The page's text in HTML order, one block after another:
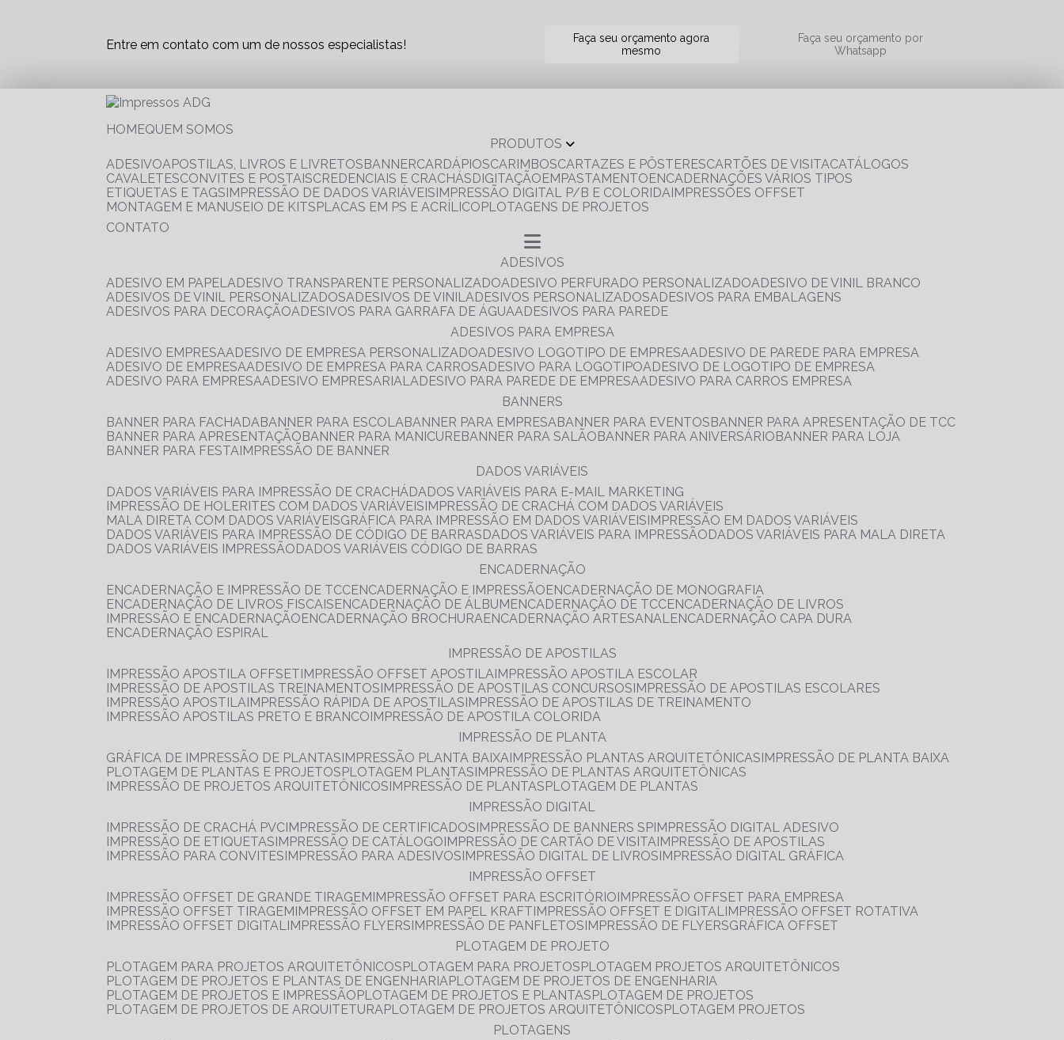
Entre em contato com um de nossos especialistas!
Faça seu orçamento agora
mesmo
Faça seu orçamento por
Whatsapp
HOME
QUEM SOMOS
PRODUTOS
ADESIVO
APOSTILAS, LIVROS E LIVRETOS BANNER CARDÁPIOS CARIMBOS CARTAZES E PÔSTERES CARTÕES DE VISITA
CATÁLOGOS
CAVALETES
CONVITES E POSTAIS CREDENCIAIS E CRACHÁS DIGITAÇÃO EMPASTAMENTO
ENCADERNAÇÕES VÁRIOS TIPOS
ETIQUETAS E TAGS IMPRESSÃO DE DADOS VARIÁVEIS IMPRESSÃO DIGITAL P/B E COLORIDA IMPRESSÕES OFFSET
MONTAGEM E MANUSEIO DE KITS
PLACAS EM PS E ACRÍLICO
PLOTAGENS DE PROJETOS
CONTATO
ADESIVOS
ADESIVO EM PAPEL
ADESIVO TRANSPARENTE PERSONALIZADO ADESIVO PERFURADO PERSONALIZADO
ADESIVO DE VINIL BRANCO
ADESIVOS DE VINIL PERSONALIZADOS
ADESIVOS DE VINIL ADESIVOS PERSONALIZADOS
ADESIVOS PARA EMBALAGENS
ADESIVOS PARA DECORAÇÃO
ADESIVOS PARA GARRAFA DE ÁGUA
ADESIVOS PARA PAREDE
ADESIVOS PARA EMPRESA
ADESIVO EMPRESA
ADESIVO DE EMPRESA PERSONALIZADO ADESIVO LOGOTIPO DE EMPRESA
ADESIVO DE PAREDE PARA EMPRESA
ADESIVO DE EMPRESA
ADESIVO DE EMPRESA PARA CARROS ADESIVO PARA LOGOTIPO
ADESIVO DE LOGOTIPO DE EMPRESA
ADESIVO PARA EMPRESA
ADESIVO EMPRESARIAL ADESIVO PARA PAREDE DE EMPRESA
ADESIVO PARA CARROS EMPRESA
BANNERS
BANNER PARA FACHADA
BANNER PARA ESCOLA BANNER PARA EMPRESA BANNER PARA EVENTOS
BANNER PARA APRESENTAÇÃO DE TCC
BANNER PARA APRESENTAÇÃO
BANNER PARA MANICURE BANNER PARA SALÃO BANNER PARA ANIVERSÁRIO
BANNER PARA LOJA
BANNER PARA FESTA IMPRESSÃO DE BANNER
DADOS VARIÁVEIS
DADOS VARIÁVEIS PARA IMPRESSÃO DE CRACHÁ
DADOS VARIÁVEIS PARA E-MAIL MARKETING
IMPRESSÃO DE HOLERITES COM DADOS VARIÁVEIS IMPRESSÃO DE CRACHÁ COM DADOS VARIÁVEIS
MALA DIRETA COM DADOS VARIÁVEIS
GRÁFICA PARA IMPRESSÃO EM DADOS VARIÁVEIS IMPRESSÃO EM DADOS VARIÁVEIS
DADOS VARIÁVEIS PARA IMPRESSÃO DE CÓDIGO DE BARRAS
DADOS VARIÁVEIS PARA IMPRESSÃO
DADOS VARIÁVEIS PARA MALA DIRETA
DADOS VARIÁVEIS IMPRESSÃO
DADOS VARIÁVEIS CÓDIGO DE BARRAS
ENCADERNAÇÃO
ENCADERNAÇÃO E IMPRESSÃO DE TCC
ENCADERNAÇÃO E IMPRESSÃO
ENCADERNAÇÃO DE MONOGRAFIA
ENCADERNAÇÃO DE LIVROS FISCAIS
ENCADERNAÇÃO DE ÁLBUM ENCADERNAÇÃO DE TCC
ENCADERNAÇÃO DE LIVROS
IMPRESSÃO E ENCADERNAÇÃO
ENCADERNAÇÃO BROCHURA ENCADERNAÇÃO ARTESANAL
ENCADERNAÇÃO CAPA DURA
ENCADERNAÇÃO ESPIRAL
IMPRESSÃO DE APOSTILAS
IMPRESSÃO APOSTILA OFFSET IMPRESSÃO OFFSET APOSTILA IMPRESSÃO APOSTILA ESCOLAR
IMPRESSÃO DE APOSTILAS TREINAMENTOS IMPRESSÃO DE APOSTILAS CONCURSOS IMPRESSÃO DE APOSTILAS ESCOLARES
IMPRESSÃO APOSTILA IMPRESSÃO RÁPIDA DE APOSTILAS IMPRESSÃO DE APOSTILAS DE TREINAMENTO
IMPRESSÃO APOSTILAS PRETO E BRANCO IMPRESSÃO DE APOSTILA COLORIDA
IMPRESSÃO DE PLANTA
GRÁFICA DE IMPRESSÃO DE PLANTAS IMPRESSÃO PLANTA BAIXA IMPRESSÃO PLANTAS ARQUITETÔNICAS IMPRESSÃO DE PLANTA BAIXA
PLOTAGEM DE PLANTAS E PROJETOS
PLOTAGEM PLANTAS IMPRESSÃO DE PLANTAS ARQUITETÔNICAS
IMPRESSÃO DE PROJETOS ARQUITETÔNICOS IMPRESSÃO DE PLANTAS
PLOTAGEM DE PLANTAS
IMPRESSÃO DIGITAL
IMPRESSÃO DE CRACHÁ PVC IMPRESSÃO DE CERTIFICADOS IMPRESSÃO DE BANNERS SP IMPRESSÃO DIGITAL ADESIVO
IMPRESSÃO DE ETIQUETAS IMPRESSÃO DE CATÁLOGO IMPRESSÃO DE CARTÃO DE VISITA IMPRESSÃO DE APOSTILAS
IMPRESSÃO PARA CONVITES IMPRESSÃO PARA ADESIVOS IMPRESSÃO DIGITAL DE LIVROS IMPRESSÃO DIGITAL GRÁFICA
IMPRESSÃO OFFSET
IMPRESSÃO OFFSET DE GRANDE TIRAGEM IMPRESSÃO OFFSET PARA ESCRITÓRIO IMPRESSÃO OFFSET PARA EMPRESA
IMPRESSÃO OFFSET TIRAGEM IMPRESSÃO OFFSET EM PAPEL KRAFT IMPRESSÃO OFFSET E DIGITAL IMPRESSÃO OFFSET ROTATIVA
IMPRESSÃO OFFSET DIGITAL IMPRESSÃO FLYERS IMPRESSÃO DE PANFLETOS IMPRESSÃO DE FLYERS
GRÁFICA OFFSET
PLOTAGEM DE PROJETO
PLOTAGEM PARA PROJETOS ARQUITETÔNICOS
PLOTAGEM PARA PROJETOS
PLOTAGEM PROJETOS ARQUITETÔNICOS
PLOTAGEM DE PROJETOS E PLANTAS DE ENGENHARIA
PLOTAGEM DE PROJETOS DE ENGENHARIA
PLOTAGEM DE PROJETOS E IMPRESSÃO
PLOTAGEM DE PROJETOS E PLANTAS
PLOTAGEM DE PROJETOS
PLOTAGEM DE PROJETOS DE ARQUITETURA
PLOTAGEM DE PROJETOS ARQUITETÔNICOS
PLOTAGEM PROJETOS
PLOTAGENS